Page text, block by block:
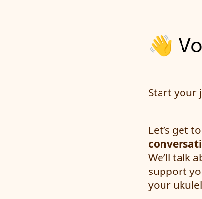
Start your
Let’s get
We’ll talk
support
your